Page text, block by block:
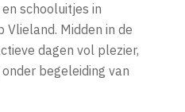
schooluitjes in
Vlieland. Midden in de
dagen vol plezier,
begeleiding van